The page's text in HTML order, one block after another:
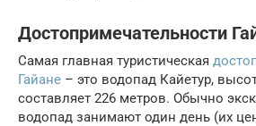
Достопримечательности
Самая главная туристическая
Гайане – это водопад Кайетур,
составляет 226 метров. Обычно
водопад занимают один день (их